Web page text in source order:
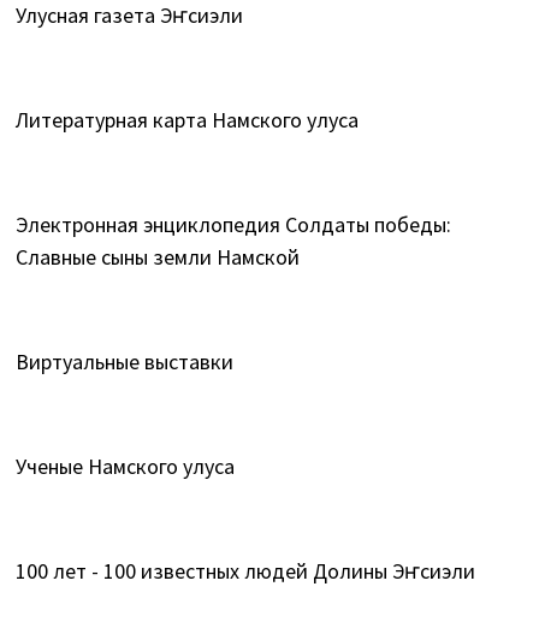
Улусная газета Эҥсиэли
Литературная карта Намского улуса
Электронная энциклопедия Солдаты победы:
Славные сыны земли Намской
Виртуальные выставки
Ученые Намского улуса
100 лет - 100 известных людей Долины Эҥсиэли